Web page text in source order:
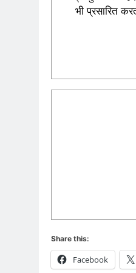
भी प्रसारित
Share this:
Facebook